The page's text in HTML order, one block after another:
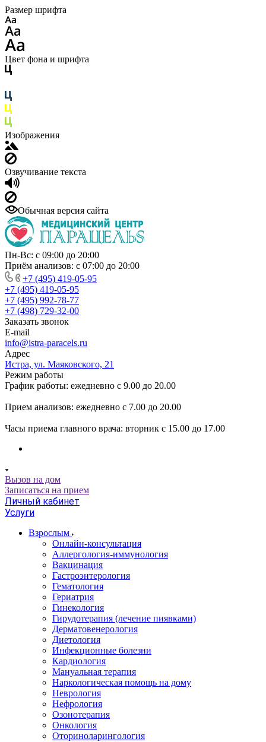
Размер шрифта
Цвет фона и шрифта
Изображения
Озвучивание текста
Обычная версия сайта
Пн-Вс: с 09:00 до 20:00
Приём анализов: с 07:00 до 20:00
+7 (495) 419-05-95
+7 (495) 419-05-95
+7 (495) 992-78-77
+7 (498) 729-32-00
Заказать звонок
E-mail
info@istra-paracels.ru
Адрес
Истра, ул. Маяковского, 21
Режим работы
График работы: ежедневно с 9.00 до 20.00
Прием анализов: ежедневно с 7.00 до 20.00
Часы приема главного врача: вторник с 15.00 до 17.00
Вызов на дом
Записаться на прием
Личный кабинет
Услуги
Взрослым
Онлайн-консультация
Аллергология-иммунология
Вакцинация
Гастроэнтерология
Гематология
Гериатрия
Гинекология
Гирудотерапия (лечение пиявками)
Дерматовенерология
Диетология
Инфекционные болезни
Кардиология
Мануальная терапия
Наркологическая помощь на дому
Неврология
Нефрология
Озонотерапия
Онкология
Оториноларингология